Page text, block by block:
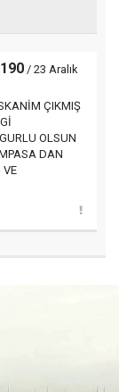
/ 23 Aralık
ÇIKMIŞ
OLSUN
DAN
VE